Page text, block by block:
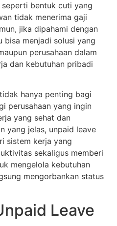
bentuk cuti yang
tidak menerima gaji
jika dipahami dengan
bisa menjadi solusi yang
perusahaan dalam
dan kebutuhan pribadi
hanya penting bagi
perusahaan yang ingin
yang sehat dan
yang jelas, unpaid leave
sistem kerja yang
sekaligus memberi
mengelola kebutuhan
mengorbankan status
Leave